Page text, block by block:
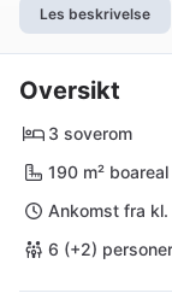
Les beskrivelse
Oversikt
3 soverom
190 m² boareal
Ankomst fra
6 (+2) personer